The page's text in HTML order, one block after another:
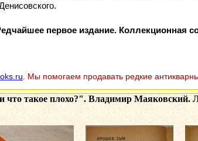
первое издание. Коллекционная
. Мы помогаем продавать редкие
что такое плохо?". Владимир Маяковский.